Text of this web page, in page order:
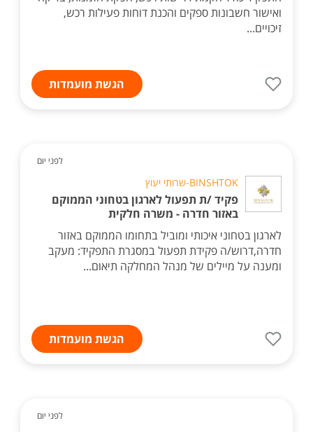
ואישור חשבונות ספקים והכנת דוחות פעילות רכש,
זיכויים...
הגשת מועמדות
לפני יום
BINSHTOK-שרותי יעוץ
פקיד /ת תפעול לארגון בטחוני הממוקם
באזור חדרה - משרה חלקית
לארגון בטחוני איכותי ומוביל בתחומו הממוקם באזור
חדרה,דרוש/ה פקידת תפעול במסגרת התפקיד: מעקב
ומענה על מיילים של מנהל המחלקה תיאום...
הגשת מועמדות
לפני יום